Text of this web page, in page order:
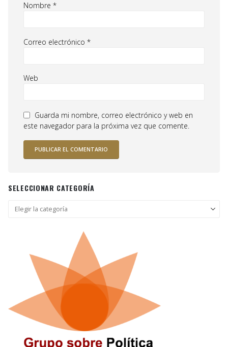
Nombre *
Correo electrónico *
Web
Guarda mi nombre, correo electrónico y web en
este navegador para la próxima vez que comente.
SELECCIONAR CATEGORÍA
Seleccionar
categoría